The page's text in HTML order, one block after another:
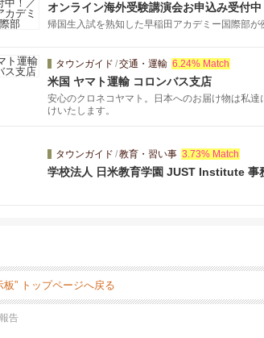
オンライン海外受験講演会お申込み受付
帰国生入試を熟知した早稲田アカデミー国際部
タウンガイド /交通・運輸 6.24% Match
米国 ヤマト運輸 コロンバス支店
安心のクロネコヤマト。日本へのお届け物は私
けいたします。
タウンガイド /教育・習い事 3.73% Match
学校法人 日米教育学園 JUST Institute 事
板” トップページへ戻る
告